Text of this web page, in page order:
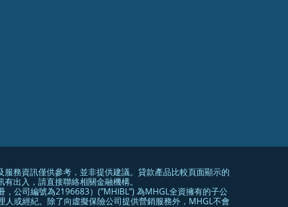
務資訊僅供參考，並非提供建議。貸款產品比較頁面顯示的
出入，請直接聯絡相關金融機構。
公司編號為2196683）(”MHIBL”) 為MHGL全資擁有的子公
或經紀。除了向虛擬保險公司提供營銷服務外，MHGL不會